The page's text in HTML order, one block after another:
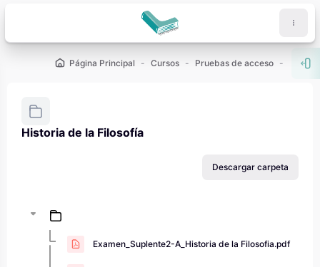
Página Principal Cursos Pruebas de acceso PAU -
Historia de la Filosofía
Descargar carpeta
Examen_Suplente2-A_Historia de la Filosofia.pdf